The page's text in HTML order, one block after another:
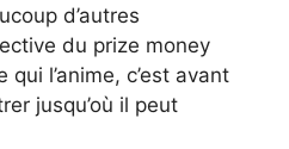
d’autres
du prize money
l’anime, c’est avant
jusqu’où il peut